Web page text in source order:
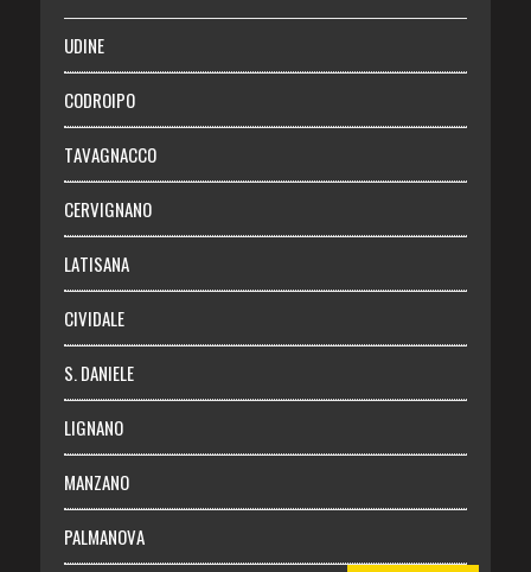
SALUTE
Necrologie
Chi siamo
Abbonati
Login
UDINE
CODROIPO
TAVAGNACCO
CERVIGNANO
LATISANA
CIVIDALE
S. DANIELE
LIGNANO
MANZANO
PALMANOVA